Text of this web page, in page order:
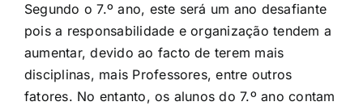
Segundo o 7.º ano, este será um ano desafiante
pois a responsabilidade e organização tendem a
aumentar, devido ao facto de terem mais
disciplinas, mais Professores, entre outros
fatores. No entanto, os alunos do 7.º ano contam